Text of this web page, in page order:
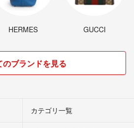
HERMES GUCCI
のブランドを見る
カテゴリ一覧